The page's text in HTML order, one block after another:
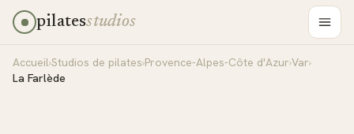
pilatesstudios
Accueil›Studios de pilates›Provence-Alpes-Côte d'Azur›Var›
La Farlède